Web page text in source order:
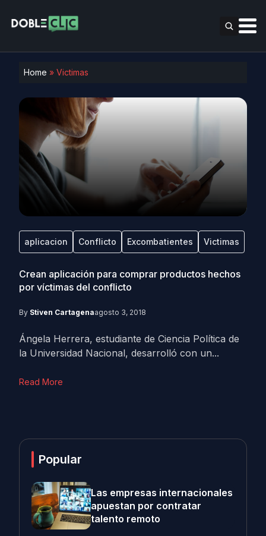
Home » Victimas
aplicacion Conflicto Excombatientes Victimas
Crean aplicación para comprar productos hechos
por víctimas del conflicto
By Stiven Cartagenaagosto 3, 2018
Ángela Herrera, estudiante de Ciencia Política de
la Universidad Nacional, desarrolló con un...
Read More
Popular
Las empresas internacionales
apuestan por contratar
talento remoto